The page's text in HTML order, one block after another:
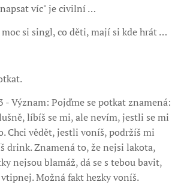
víc" je civilní …
moc si singl, co děti, mají si kde hrát …
- Význam: Pojďme se potkat znamená:
líbíš se mi, ale nevím, jestli se mi
Chci vědět, jestli voníš, podržíš mi
drink. Znamená to, že nejsi lakota,
nejsou blamáž, dá se s tebou bavit,
Možná fakt hezky voníš.